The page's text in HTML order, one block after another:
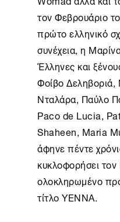
τον Φεβρουάριο
πρώτο ελληνικό
συνέχεια, η
Έλληνες και
Φοίβο
Νταλάρα, Παύλο
Paco de Lucia,
Shaheen, Maria
άφηνε πέντε
κυκλοφορήσει
ολοκληρωμένο
τίτλο YENNA.